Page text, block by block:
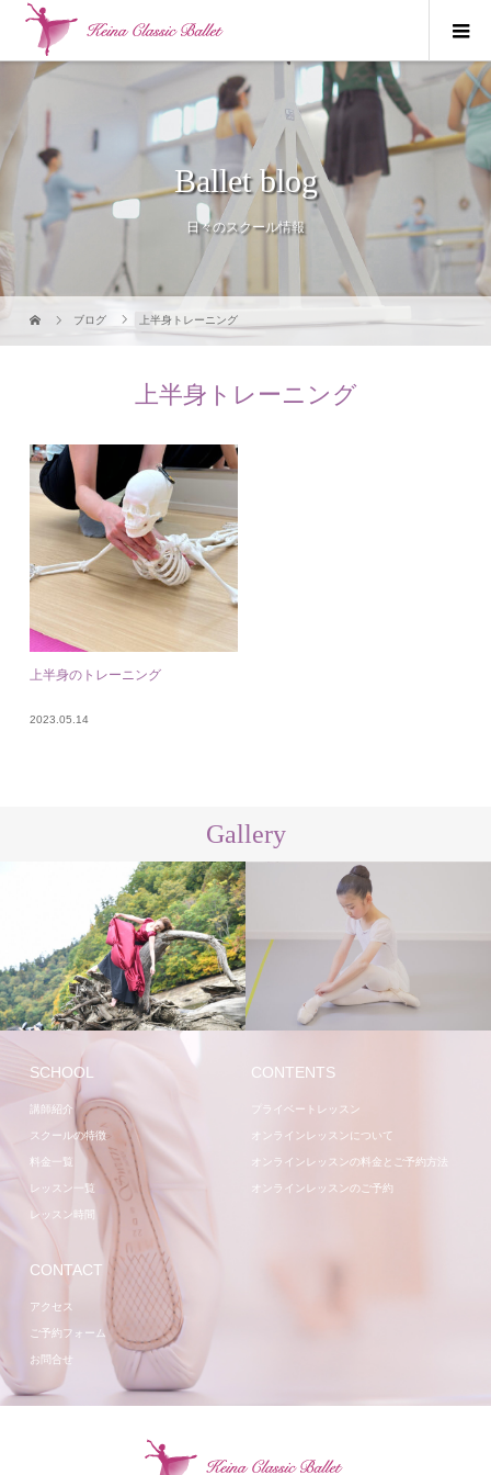
Ballet blog
日々のスクール情報
ブログ 上半身トレーニング
上半身トレーニング
上半身のトレーニング
2023.05.14
Gallery
講師 レッスン
SCHOOL
講師紹介
スクールの特徴
料金一覧
レッスン一覧
レッスン時間
CONTENTS
プライベートレッスン
オンラインレッスンについて
オンラインレッスンの料金とご予約方法
オンラインレッスンのご予約
CONTACT
アクセス
ご予約フォーム
お問合せ